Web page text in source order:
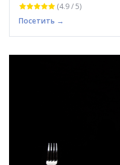
(4.9 / 5)
Посетить →